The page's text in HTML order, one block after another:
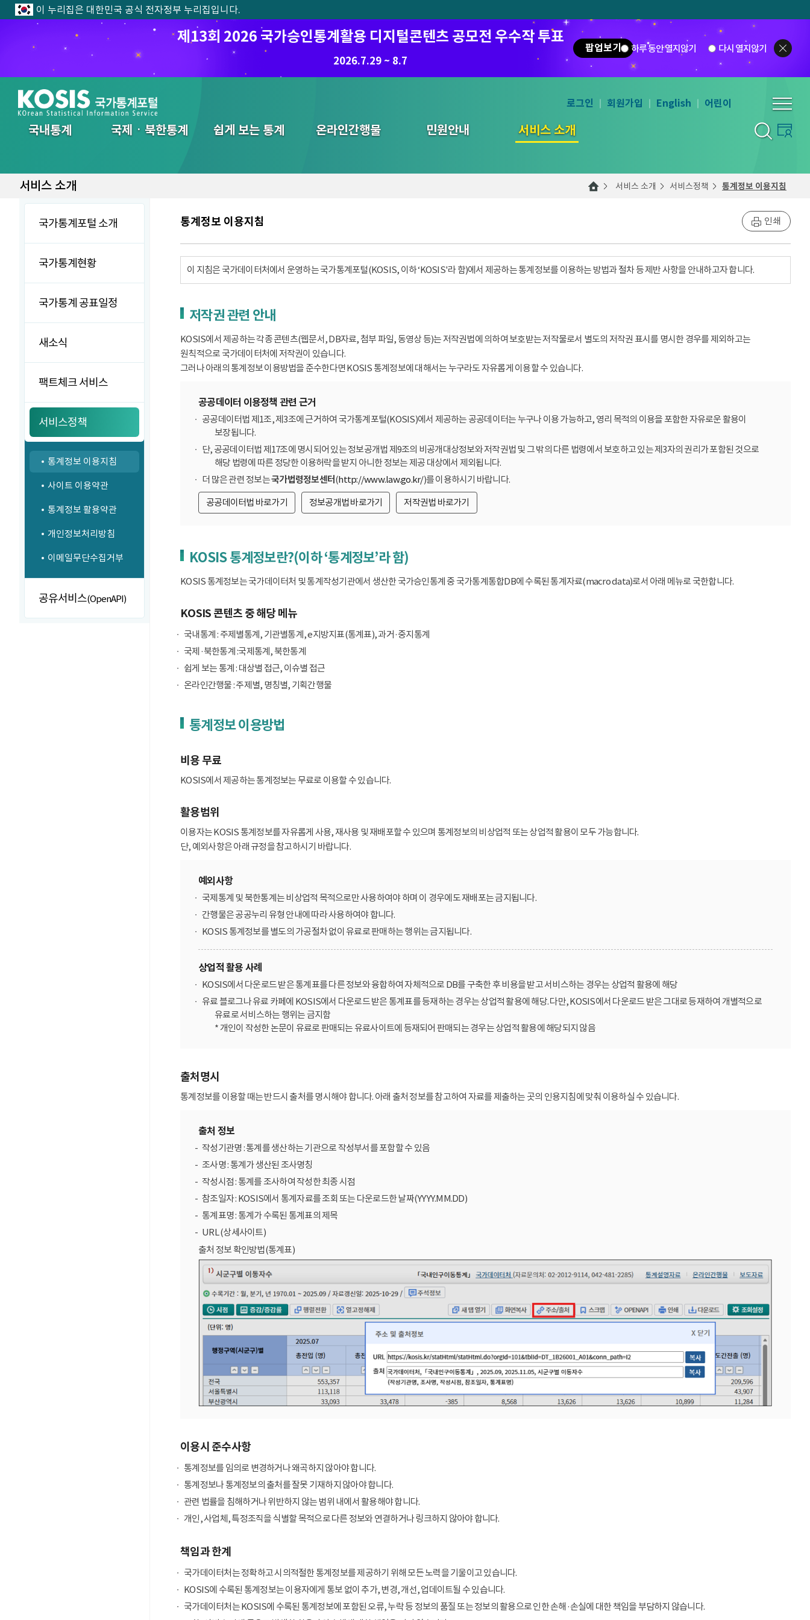
이 누리집은 대한민국 공식 전자정부 누리집입니다.
제13회 2026 국가승인통계활용 디지털콘텐츠 공모전 우수작 투표
2026.7.29 ~ 8.7
팝업보기 하루 동안 열지않기 다시 열지않기
국내통계 국제ㆍ북한통계 쉽게 보는 통계 온라인간행물 민원안내 서비스 소개
통합검색
로그인 회원가입 English 어린이
서비스 소개 서비스 소개 서비스정책 통계정보 이용지침
국가통계포털 소개
국가통계현황
국가통계 공표일정
새소식
팩트체크 서비스
서비스정책
통계정보 이용지침
사이트 이용약관
통계정보 활용약관
개인정보처리방침
이메일무단수집거부
공유서비스(OpenAPI)
통계정보 이용지침 인쇄
이 지침은 국가데이터처에서 운영하는 국가통계포털(KOSIS, 이하 ‘KOSIS'라 함)에서 제공하는 통계정보를 이용하는 방법과 절차 등 제반 사항을 안내하고자 합니다.
저작권 관련 안내
KOSIS에서 제공하는 각종 콘텐츠(웹문서, DB자료, 첨부 파일, 동영상 등)는 저작권법에 의하여 보호받는 저작물로서 별도의 저작권 표시를 명시한 경우를 제외하고는
원칙적으로 국가데이터처에 저작권이 있습니다.
그러나 아래의 통계정보 이용방법을 준수한다면 KOSIS 통계정보에 대해서는 누구라도 자유롭게 이용할 수 있습니다.
공공데이터 이용정책 관련 근거
공공데이터법 제1조, 제3조에 근거하여 국가통계포털(KOSIS)에서 제공하는 공공데이터는 누구나 이용 가능하고, 영리 목적의 이용을 포함한 자유로운 활용이
보장됩니다.
단, 공공데이터법 제17조에 명시되어 있는 정보공개법 제9조의 비공개대상정보와 저작권법 및 그 밖의 다른 법령에서 보호하고 있는 제3자의 권리가 포함된 것으로
해당 법령에 따른 정당한 이용허락을 받지 아니한 정보는 제공 대상에서 제외됩니다.
더 많은 관련 정보는국가법령정보센터(http://www.law.go.kr/)를 이용하시기 바랍니다.
공공데이터법 바로가기
정보공개법 바로가기 저작권법 바로가기
KOSIS 통계정보란?(이하 ‘통계정보’라 함)
KOSIS 통계정보는 국가데이터처 및 통계작성기관에서 생산한 국가승인통계 중 국가통계통합DB에 수록된 통계자료(macro data)로서 아래 메뉴로 국한합니다.
KOSIS 콘텐츠 중 해당 메뉴
국내통계 : 주제별통계, 기관별통계, e지방지표(통계표), 과거·중지통계
국제·북한통계 :국제통계, 북한통계
쉽게 보는 통계 : 대상별 접근, 이슈별 접근
온라인간행물 : 주제별, 명칭별, 기획간행물
통계정보 이용방법
비용 무료
KOSIS에서 제공하는 통계정보는 무료로 이용할 수 있습니다.
활용범위
이용자는 KOSIS 통계정보를 자유롭게 사용, 재사용 및 재배포할 수 있으며 통계정보의 비상업적 또는 상업적 활용이 모두 가능합니다.
단, 예외사항은 아래 규정을 참고하시기 바랍니다.
예외사항
국제통계 및 북한통계는 비상업적 목적으로만 사용하여야 하며 이 경우에도 재배포는 금지됩니다.
간행물은 공공누리 유형 안내에 따라 사용하여야 합니다.
KOSIS 통계정보를 별도의 가공절차 없이 유료로 판매하는 행위는 금지됩니다.
상업적 활용 사례
KOSIS에서 다운로드 받은 통계표를 다른 정보와 융합하여 자체적으로 DB를 구축한 후 비용을 받고 서비스하는 경우는 상업적 활용에 해당
유료 블로그나 유료 카페에 KOSIS에서 다운로드 받은 통계표를 등재하는 경우는 상업적 활용에 해당. 다만, KOSIS에서 다운로드 받은 그대로 등재하여 개별적으로
유료로 서비스하는 행위는 금지함
* 개인이 작성한 논문이 유료로 판매되는 유료사이트에 등재되어 판매되는 경우는 상업적 활용에 해당되지 않음
출처명시
통계정보를 이용할 때는 반드시 출처를 명시해야 합니다. 아래 출처 정보를 참고하여 자료를 제출하는 곳의 인용지침에 맞춰 이용하실 수 있습니다.
출처 정보
작성기관명 : 통계를 생산하는 기관으로 작성부서를 포함할 수 있음
조사명 : 통계가 생산된 조사명칭
작성시점 : 통계를 조사하여 작성한 최종 시점
참조일자 : KOSIS에서 통계자료를 조회 또는 다운로드한 날짜(YYYY.MM.DD)
통계표명 : 통계가 수록된 통계표의 제목
URL (상세사이트)
출처 정보 확인방법(통계표)
이용시 준수사항
통계정보를 임의로 변경하거나 왜곡하지 않아야 합니다.
통계정보나 통계정보의 출처를 잘못 기재하지 않아야 합니다.
관련 법률을 침해하거나 위반하지 않는 범위 내에서 활용해야 합니다.
개인, 사업체, 특정조직을 식별할 목적으로 다른 정보와 연결하거나 링크하지 않아야 합니다.
책임과 한계
국가데이터처는 정확하고 시의적절한 통계정보를 제공하기 위해 모든 노력을 기울이고 있습니다.
KOSIS에 수록된 통계정보는 이용자에게 통보 없이 추가, 변경, 개선, 업데이트될 수 있습니다.
국가데이터처는 KOSIS에 수록된 통계정보에 포함된 오류, 누락 등 정보의 품질 또는 정보의 활용으로 인한 손해·손실에 대한 책임을 부담하지 않습니다.